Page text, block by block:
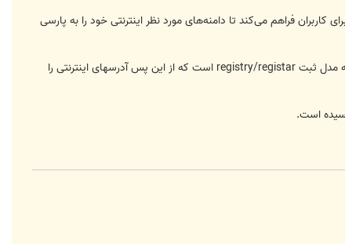
کاربران فراهم می‌کند تا دامنه‌های مورد نظر اینترنتی خود را به پارسی
وی تصریح کرد: از مهم‌ترین اولویت‌های واحد ثبت دامنه ir در سال جاری آغاز فعالیت دامنه اینترنتی «نقطه – ایران» و رسیدن به مدل ثبت registry/registar است که از این پس آدرسهای اینترنتی را